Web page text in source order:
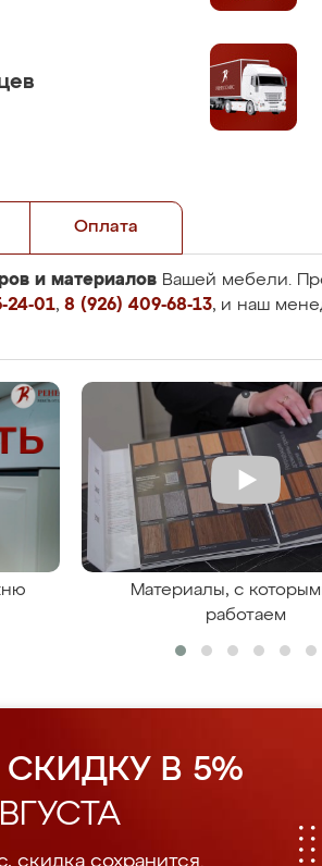
Оплата
и материалов Вашей мебели.
24-01, 8 (926) 409-68-13, и наш
Материалы, с
работаем
В 5%
скидка сохранится.